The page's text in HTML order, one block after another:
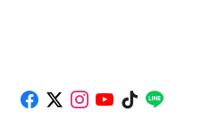
Like on Facebook
Follow on x
Follow on
Follow on
Follow